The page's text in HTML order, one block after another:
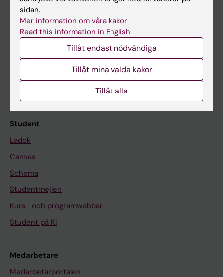
Forskning
Om KI
Nyheter
Kalender
Student
Ladok
Canvas
Schema
Studentmejlen
Kurs- och programwebbar
Student på KI
Medarbetare
Medarbetarportalen
sidan.
Mer information om våra kakor
Read this information in English
Tillåt endast nödvändiga
Tillåt mina valda kakor
Tillåt alla